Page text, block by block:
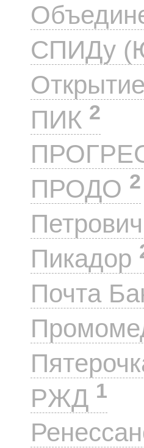
СПИДу
Открытие
ПИК 2
ПРОДО 2
Петрович
Пикадор
Почта
РЖД 1